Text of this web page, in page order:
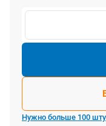
Нужно больше 100